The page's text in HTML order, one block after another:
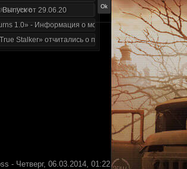
от 29.06.20
1.0» - Информация о моде за июнь 2020
Stalker» отчитались о проделанной работе
- Четверг, 06.03.2014, 01:22